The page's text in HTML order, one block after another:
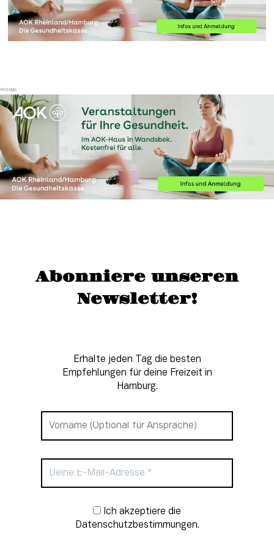
Abonniere unseren
Newsletter!
Erhalte jeden Tag die besten
Empfehlungen für deine Freizeit in
Hamburg.
Newsletter-Anmeldung
Datenschutzbestimmungen.